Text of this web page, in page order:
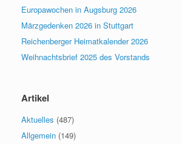
Europawochen in Augsburg 2026
Märzgedenken 2026 in Stuttgart
Reichenberger Heimatkalender 2026
Weihnachtsbrief 2025 des Vorstands
Artikel
Aktuelles (487)
Allgemein (149)